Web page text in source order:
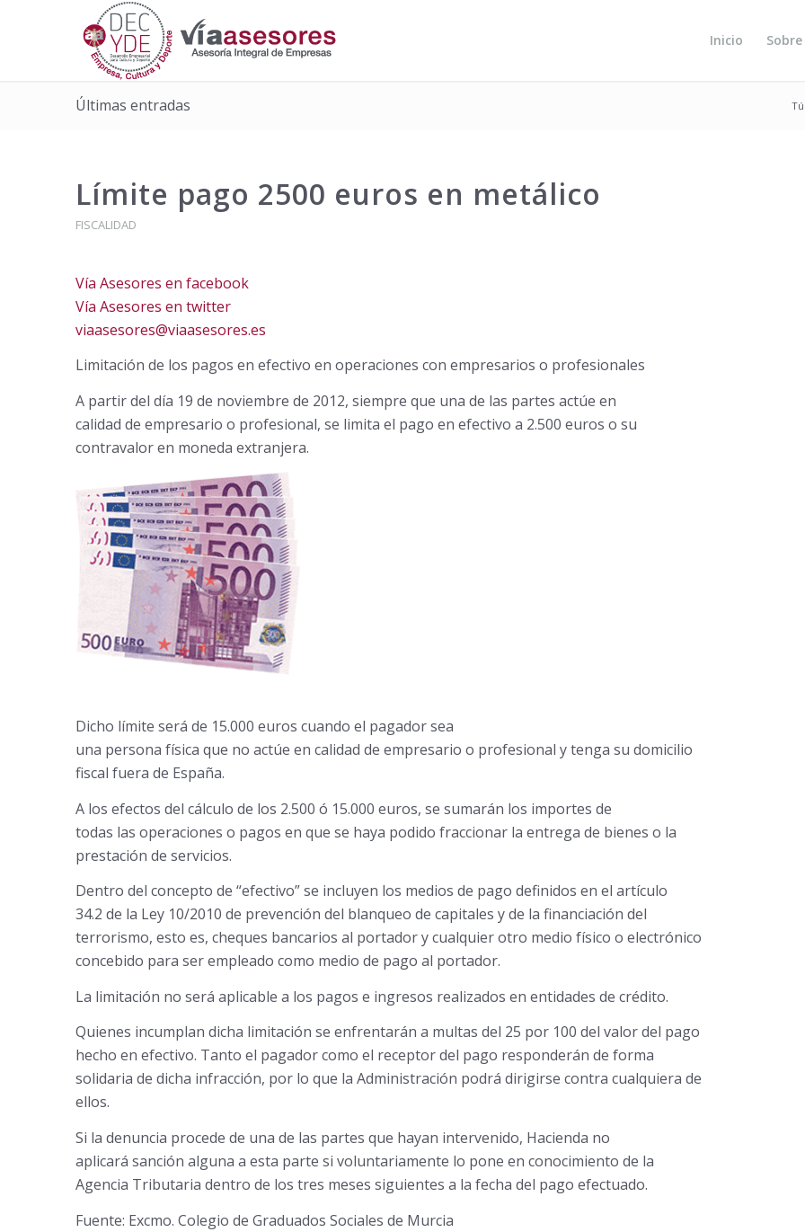
Inicio
Últimas entradas
Límite pago 2500 euros en metálico
FISCALIDAD
Vía Asesores en facebook
Vía Asesores en twitter
viaasesores@viaasesores.es
Limitación de los pagos en efectivo en operaciones con empresarios o profesionales
A partir del día 19 de noviembre de 2012, siempre que una de las partes actúe en
calidad de empresario o profesional, se limita el pago en efectivo a 2.500 euros o su
contravalor en moneda extranjera.
Dicho límite será de 15.000 euros cuando el pagador sea
una persona física que no actúe en calidad de empresario o profesional y tenga su domicilio
fiscal fuera de España.
A los efectos del cálculo de los 2.500 ó 15.000 euros, se sumarán los importes de
todas las operaciones o pagos en que se haya podido fraccionar la entrega de bienes o la
prestación de servicios.
Dentro del concepto de “efectivo” se incluyen los medios de pago definidos en el artículo
34.2 de la Ley 10/2010 de prevención del blanqueo de capitales y de la financiación del
terrorismo, esto es, cheques bancarios al portador y cualquier otro medio físico o electrónico
concebido para ser empleado como medio de pago al portador.
La limitación no será aplicable a los pagos e ingresos realizados en entidades de crédito.
Quienes incumplan dicha limitación se enfrentarán a multas del 25 por 100 del valor del pago
hecho en efectivo. Tanto el pagador como el receptor del pago responderán de forma
solidaria de dicha infracción, por lo que la Administración podrá dirigirse contra cualquiera de
ellos.
Si la denuncia procede de una de las partes que hayan intervenido, Hacienda no
aplicará sanción alguna a esta parte si voluntariamente lo pone en conocimiento de la
Agencia Tributaria dentro de los tres meses siguientes a la fecha del pago efectuado.
Fuente: Excmo. Colegio de Graduados Sociales de Murcia